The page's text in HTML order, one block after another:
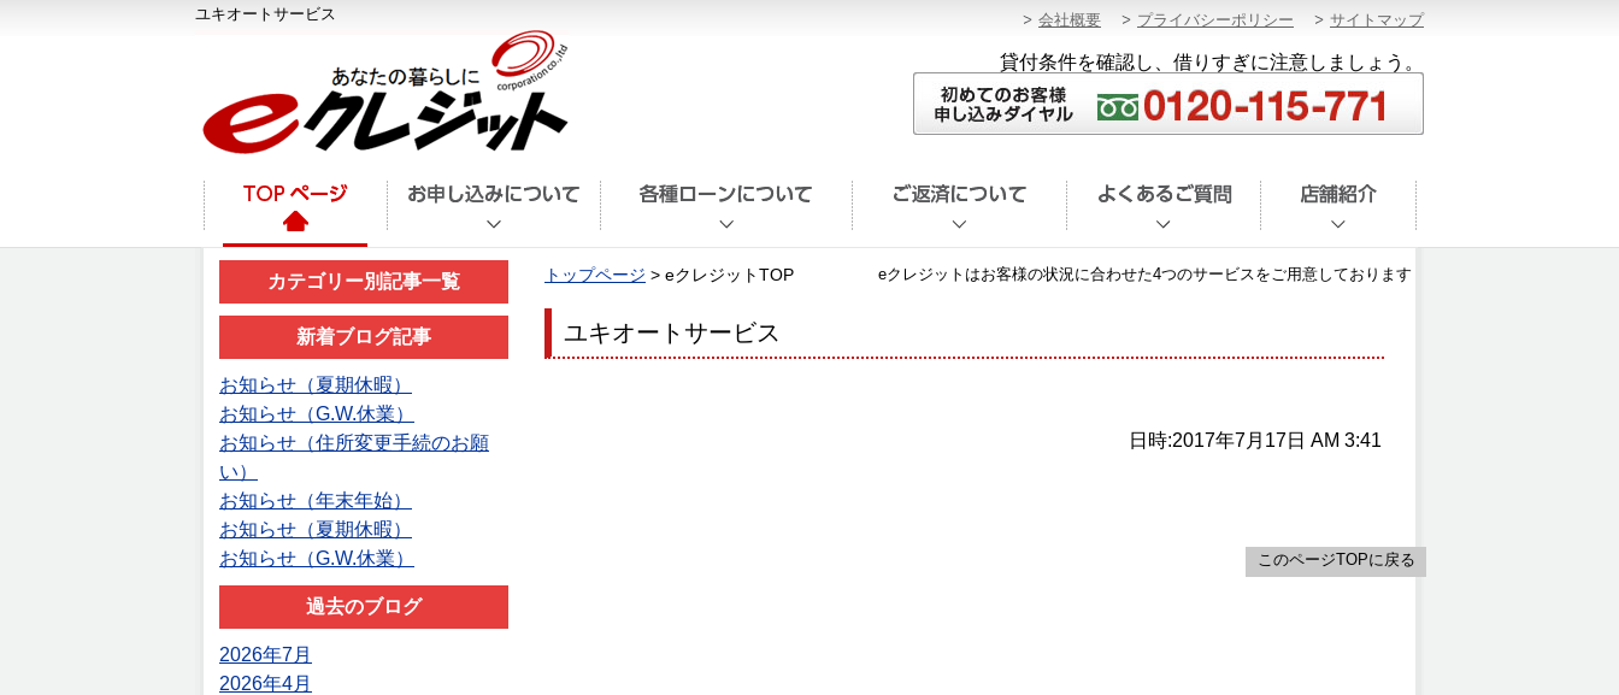
ユキオートサービス サイトマップ
プライバシーポリシー
会社概要
貸付条件を確認し、借りすぎに注意しましょう。
カテゴリー別記事一覧
新着ブログ記事
お知らせ（夏期休暇）
お知らせ（G.W.休業）
お知らせ（住所変更手続のお願
い）
お知らせ（年末年始）
お知らせ（夏期休暇）
お知らせ（G.W.休業）
過去のブログ
2026年7月
2026年4月
トップページ > eクレジットTOP eクレジットはお客様の状況に合わせた4つのサービスをご用意しております
ユキオートサービス
日時:2017年7月17日 AM 3:41
このページTOPに戻る